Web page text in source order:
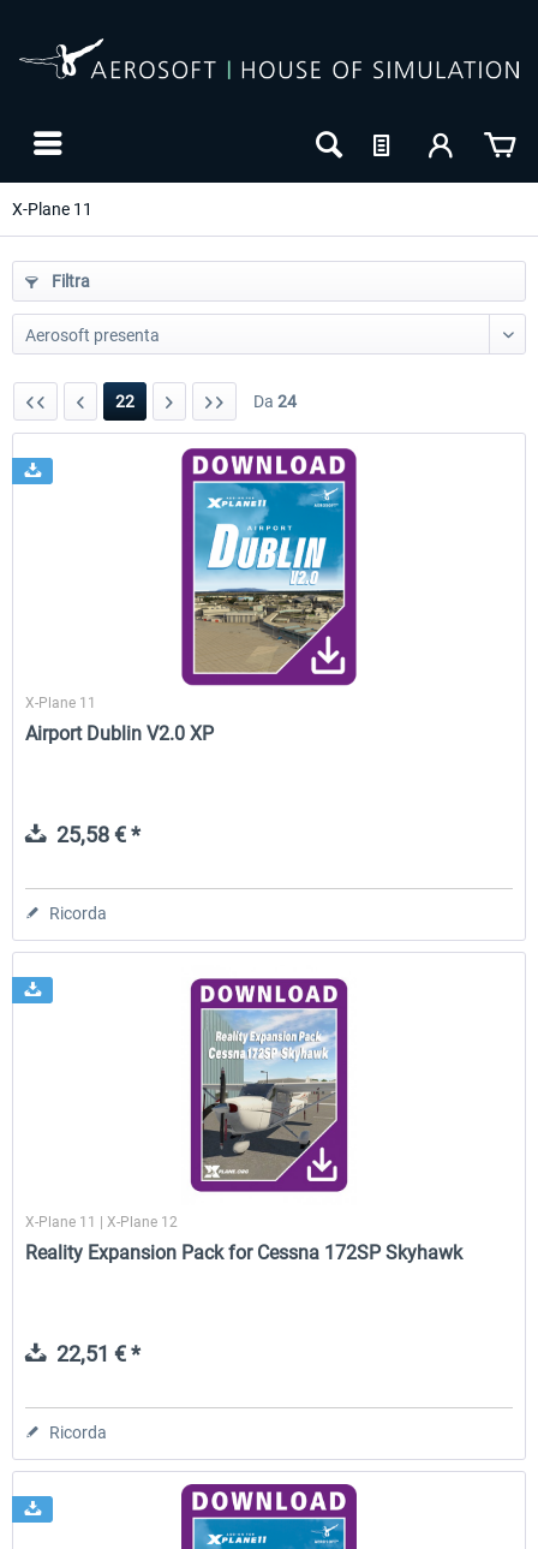
X-Plane 11
Traffic Global for X-Plane 12/11
45,70 € *
Filtra
22 Da 24
X-Plane 11
Airport Dublin V2.0 XP
25,58 € *
Ricorda
X-Plane 11 | X-Plane 12
Reality Expansion Pack for Cessna 172SP Skyhawk
22,51 € *
Ricorda